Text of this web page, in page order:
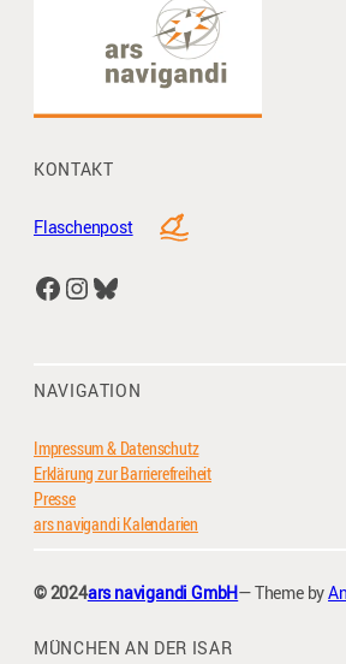
KONTAKT
Flaschenpost
Facebook InstagramBluesky
NAVIGATION
Impressum & Datenschutz
Erklärung zur Barrierefreiheit
Presse
ars navigandi Kalendarien
© 2024ars navigandi GmbH— Theme by
MÜNCHEN AN DER ISAR